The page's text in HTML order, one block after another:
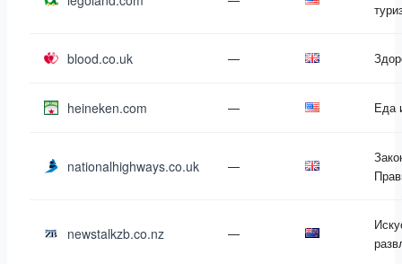
blood.co.uk —
heineken.com — Еда
nationalhighways.co.uk —
newstalkzb.co.nz —